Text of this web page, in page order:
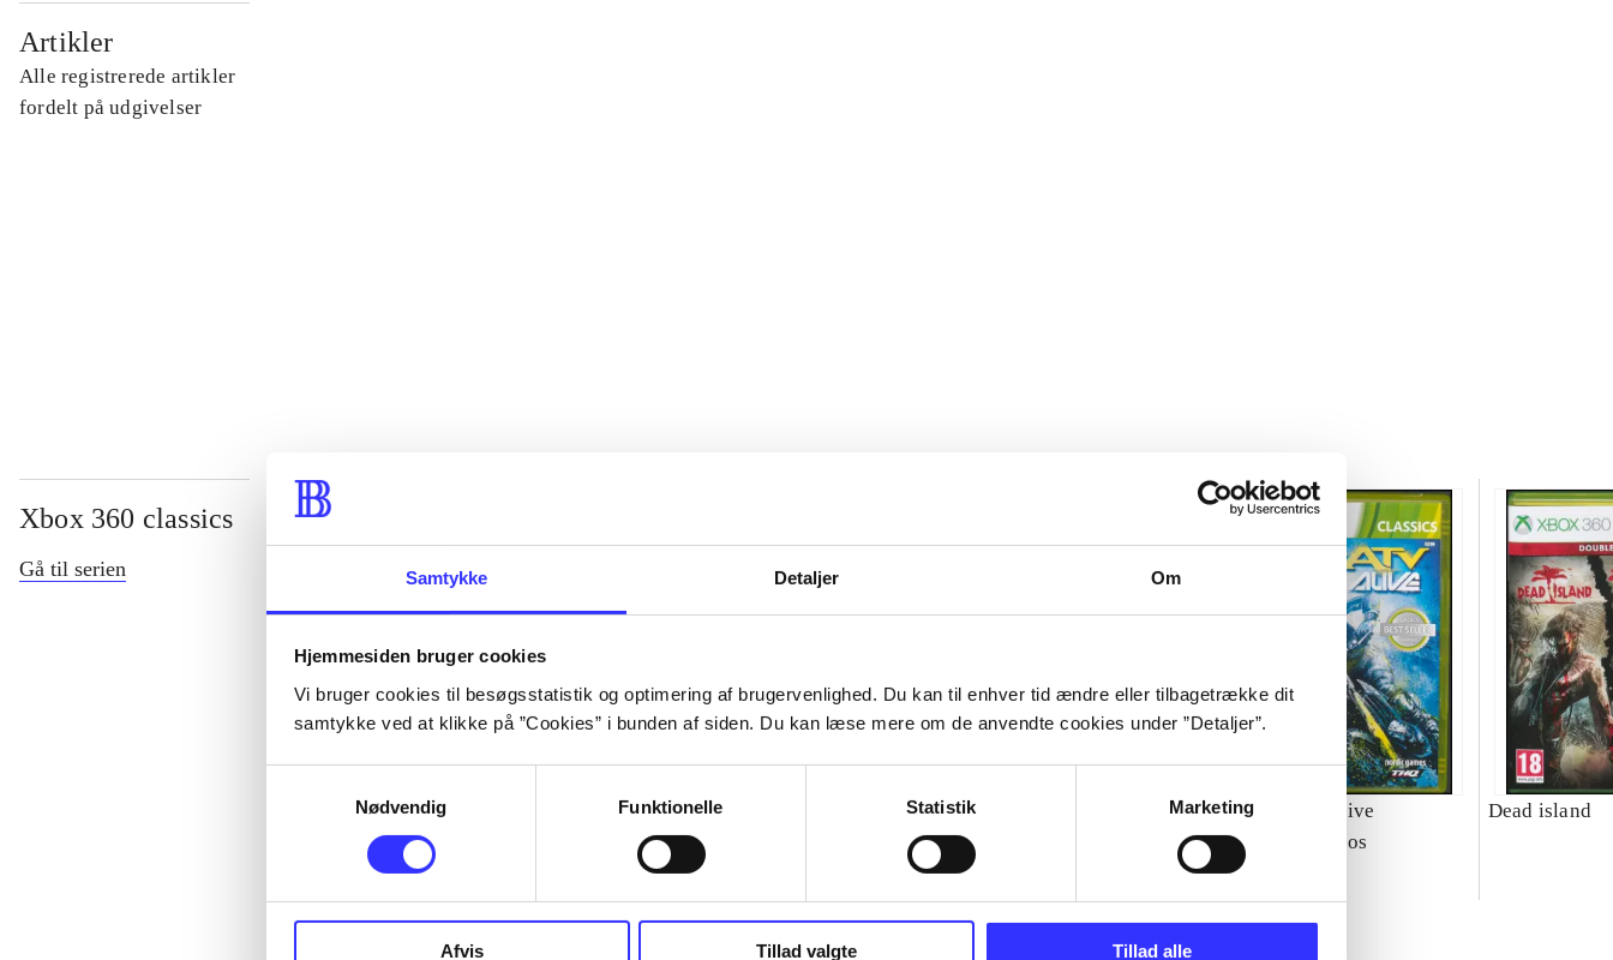
Samtykke Detaljer Om
Hjemmesiden bruger cookies
Vi bruger cookies til besøgsstatistik og optimering af brugervenlighed. Du kan til enhver tid ændre eller tilbagetrække dit
samtykke ved at klikke på ”Cookies” i bunden af siden. Du kan læse mere om de anvendte cookies under ”Detaljer”.
Nødvendig
Funktionelle Statistik Marketing
Afvis Tillad valgte Tillad alle
Artikler
Alle registrerede artikler
fordelt på udgivelser
Xbox 360 classics
Gå til serien
Soul Calibur IV
Noriyuki Hiyama
Metro 2033
Saints row - the third : the
full package
MX vs. ATV alive
Rainbow Studios
Dead island